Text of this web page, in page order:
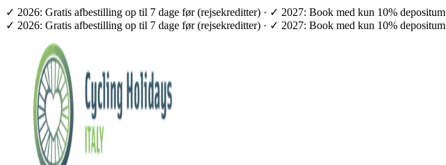
✓ 2026: Gratis afbestilling op til 7 dage før (rejsekreditter) · ✓ 2027: Book med kun 10% depositum
✓ 2026: Gratis afbestilling op til 7 dage før (rejsekreditter) · ✓ 2027: Book med kun 10% depositum